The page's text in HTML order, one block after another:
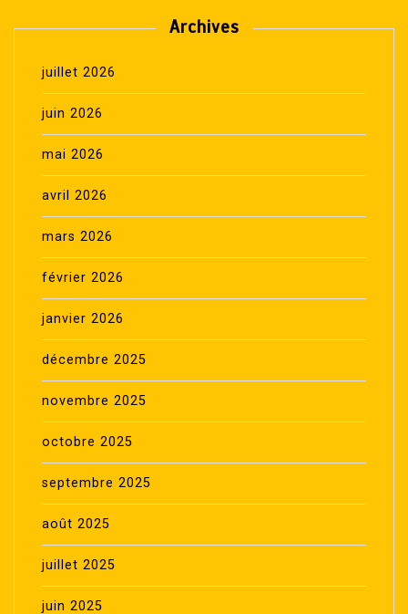
Archives
juillet 2026
juin 2026
mai 2026
avril 2026
mars 2026
février 2026
janvier 2026
décembre 2025
novembre 2025
octobre 2025
septembre 2025
août 2025
juillet 2025
juin 2025